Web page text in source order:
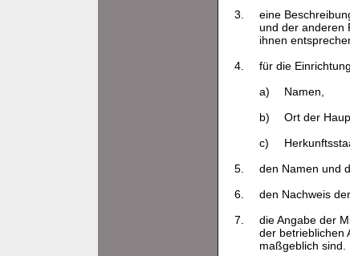
3.
eine
und der anderen
ihnen
4.
für die
a)
Namen,
b)
Ort der
c)
5.
den Namen und
6.
den Nachweis
7.
die Angabe der
der betrieblichen
maßgeblich sind.